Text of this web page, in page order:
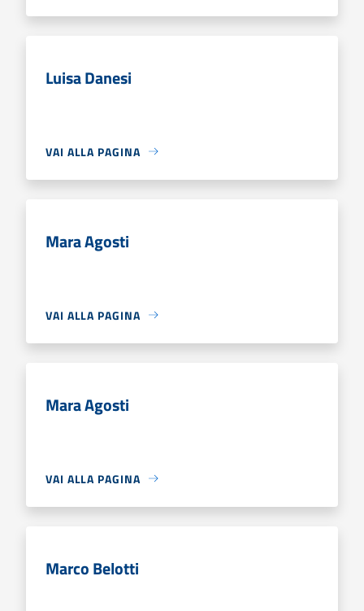
Luisa Danesi
VAI ALLA PAGINA
Mara Agosti
VAI ALLA PAGINA
Mara Agosti
VAI ALLA PAGINA
Marco Belotti